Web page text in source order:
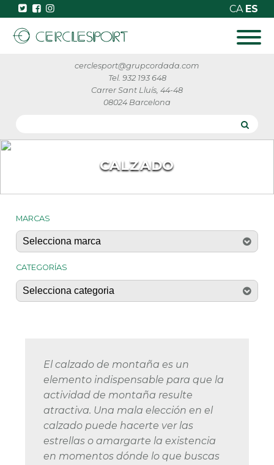
CA ES
cerclesport@grupcordada.com
Tel. 932 193 648
Carrer Sant Lluís, 44-48
08024 Barcelona
CALZADO
MARCAS
CATEGORÍAS
El calzado de montaña es un
elemento indispensable para que la
actividad de montaña resulte
atractiva. Una mala elección en el
calzado puede hacerte ver las
estrellas o amargarte la existencia
en momentos dónde lo que buscas